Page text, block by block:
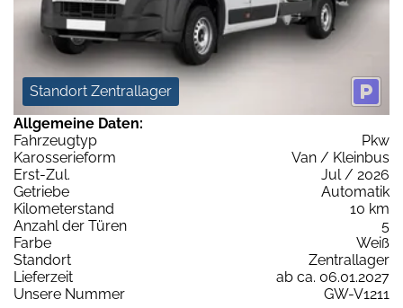
Standort Zentrallager
Allgemeine Daten:
Fahrzeugtyp
Pkw
Karosserieform
Van / Kleinbus
Erst-Zul.
Jul / 2026
Getriebe
Automatik
Kilometerstand
10 km
Anzahl der Türen
5
Farbe
Weiß
Standort
Zentrallager
Lieferzeit
ab ca. 06.01.2027
Unsere Nummer
GW-V1211